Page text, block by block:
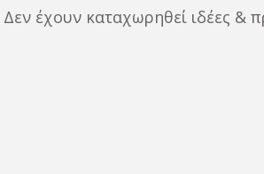
Δεν έχουν καταχωρηθεί ιδέες &